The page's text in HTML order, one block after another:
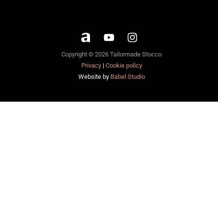
Copyright © 2026 Tailormade Stocco
Privacy| Cookie policy
Website by Babel Studio